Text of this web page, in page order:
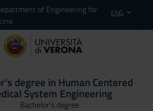
of Engineering for
ENG
degree in Human Centered
System Engineering
Bachelor's degree